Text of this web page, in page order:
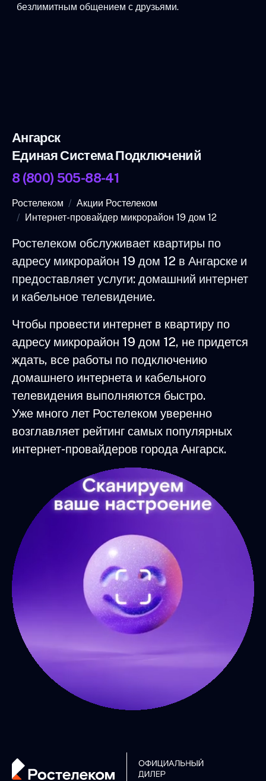
безлимитным общением с друзьями.
Ангарск
Единая Система Подключений
8 (800) 505-88-41
Ростелеком
Акции Ростелеком
Интернет-провайдер микрорайон 19 дом 12
Ростелеком обслуживает квартиры по
адресу микрорайон 19 дом 12 в Ангарске и
предоставляет услуги: домашний интернет
и кабельное телевидение.
Чтобы провести интернет в квартиру по
адресу микрорайон 19 дом 12, не придется
ждать, все работы по подключению
домашнего интернета и кабельного
телевидения выполняются быстро.
Уже много лет Ростелеком уверенно
возглавляет рейтинг самых популярных
интернет-провайдеров города Ангарск.